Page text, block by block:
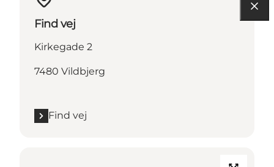
Find vej
Kirkegade 2
7480 Vildbjerg
Find vej